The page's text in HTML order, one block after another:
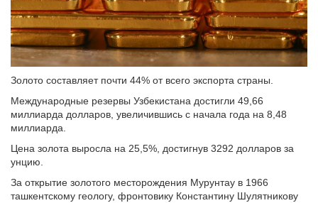
Золото составляет почти 44% от всего экспорта страны.
Международные резервы Узбекистана достигли 49,66
миллиарда долларов, увеличившись с начала года на 8,48
миллиарда.
Цена золота выросла на 25,5%, достигнув 3292 долларов за
унцию.
За открытие золотого месторождения Мурунтау в 1966
ташкентскому геологу, фронтовику Константину Шулятникову